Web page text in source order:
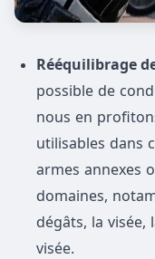
Rééquilibrage
possible de
nous en
utilisables dans
armes annexes
domaines,
dégâts, la visée,
visée.